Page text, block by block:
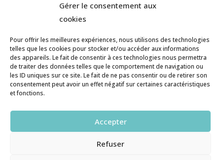
Gérer le consentement aux
cookies
Pour offrir les meilleures expériences, nous utilisons des technologies
telles que les cookies pour stocker et/ou accéder aux informations
des appareils. Le fait de consentir à ces technologies nous permettra
de traiter des données telles que le comportement de navigation ou
les ID uniques sur ce site. Le fait de ne pas consentir ou de retirer son
consentement peut avoir un effet négatif sur certaines caractéristiques
et fonctions.
Accepter
Refuser
Histoire de pâtes utilise des cookies. Pour en
savoir plus, ainsi que sur la politique de
confidentialité, cliquez ici.
Contact
histoiredepates@gmail.com